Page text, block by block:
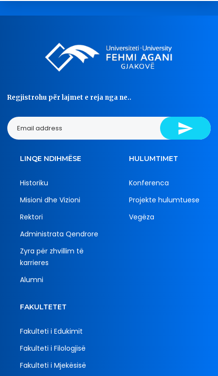
Regjistrohu për lajmet e reja nga ne..
LINQE NDIHMËSE
Historiku
Misioni dhe Vizioni
Rektori
Administrata Qendrore
Zyra për zhvillim të
karrieres
Alumni
HULUMTIMET
Konferenca
Projekte hulumtuese
Vegëza
FAKULTETET
Fakulteti i Edukimit
Fakulteti i Filologjisë
Fakulteti i Mjekësisë